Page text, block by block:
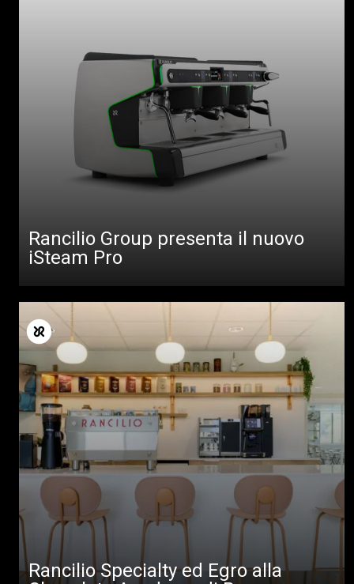
Rancilio Group presenta il nuovo
iSteam Pro
Rancilio Specialty ed Egro alla